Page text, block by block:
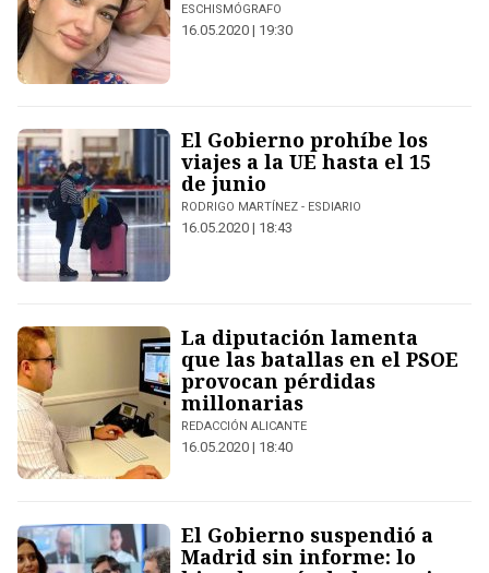
ESCHISMÓGRAFO
16.05.2020 | 19:30
El Gobierno prohíbe los
viajes a la UE hasta el 15
de junio
RODRIGO MARTÍNEZ - ESDIARIO
16.05.2020 | 18:43
La diputación lamenta
que las batallas en el PSOE
provocan pérdidas
millonarias
REDACCIÓN ALICANTE
16.05.2020 | 18:40
El Gobierno suspendió a
Madrid sin informe: lo